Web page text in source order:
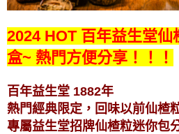
2024 HOT 百年益生堂仙
盒~ 熱門方便分享！！！
百年益生堂 1882年
熱門經典限定，回味以前仙楂
專屬益生堂招牌仙楂粒迷你包